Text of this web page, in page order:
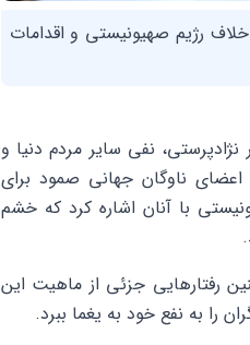
رژیم صهیونیستی و اقدامات
نفی سایر مردم دنیا و
اعضای ناوگان جهانی صمود برای
با آنان اشاره کرد که خشم
رفتارهایی جزئی از ماهیت این
به نفع خود به یغما ببرد.